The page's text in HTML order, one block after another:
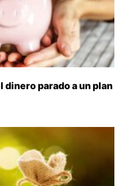
dinero parado a un plan